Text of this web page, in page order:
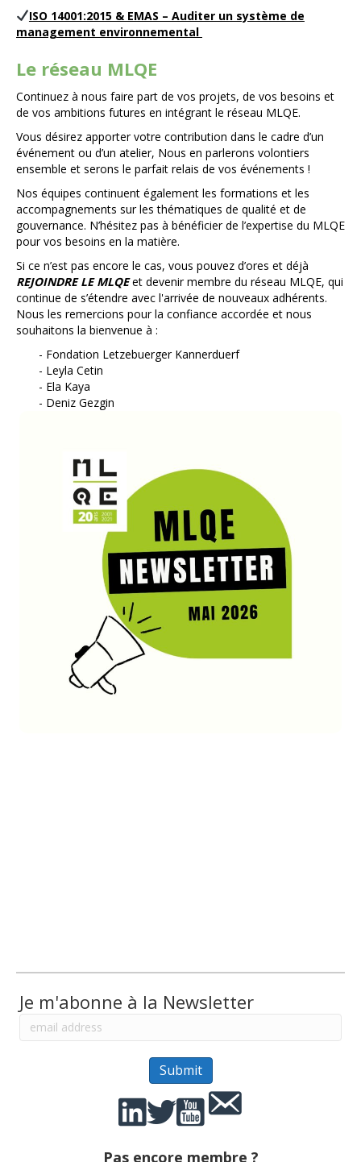
ISO 14001:2015 & EMAS – Auditer un système de
management environnemental
Le réseau MLQE
Continuez à nous faire part de vos projets, de vos besoins et
de vos ambitions futures en intégrant le réseau MLQE.
Vous désirez apporter votre contribution dans le cadre d’un
événement ou d’un atelier, Nous en parlerons volontiers
ensemble et serons le parfait relais de vos événements !
Nos équipes continuent également les formations et les
accompagnements sur les thématiques de qualité et de
gouvernance. N’hésitez pas à bénéficier de l’expertise du MLQE
pour vos besoins en la matière.
Si ce n’est pas encore le cas, vous pouvez d’ores et déjà
REJOINDRE LE MLQE et devenir membre du réseau MLQE, qui
continue de s’étendre avec l'arrivée de nouveaux adhérents.
Nous les remercions pour la confiance accordée et nous
souhaitons la bienvenue à :
- Fondation Letzebuerger Kannerduerf
- Leyla Cetin
- Ela Kaya
- Deniz Gezgin
Je m'abonne à la Newsletter
Pas encore membre ?